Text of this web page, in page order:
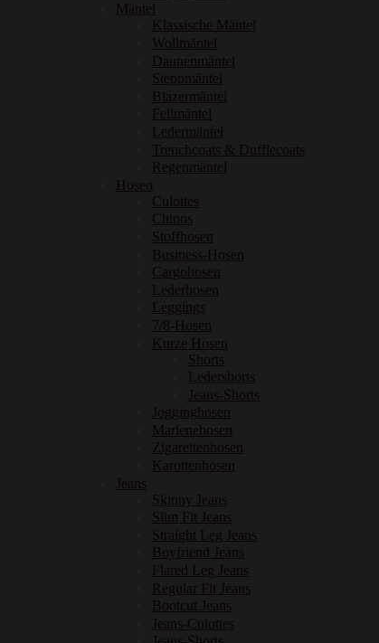
Mäntel
Klassische Mäntel
Wollmäntel
Daunenmäntel
Steppmäntel
Blazermäntel
Fellmäntel
Ledermäntel
Trenchcoats & Dufflecoats
Regenmäntel
Hosen
Culottes
Chinos
Stoffhosen
Business-Hosen
Cargohosen
Lederhosen
Leggings
7/8-Hosen
Kurze Hosen
Shorts
Ledershorts
Jeans-Shorts
Jogginghosen
Marlenehosen
Zigarettenhosen
Karottenhosen
Jeans
Skinny Jeans
Slim Fit Jeans
Straight Leg Jeans
Boyfriend Jeans
Flared Leg Jeans
Regular Fit Jeans
Bootcut Jeans
Jeans-Culottes